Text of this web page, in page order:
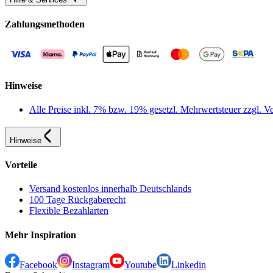
Zahlungsmethoden
Hinweise
Alle Preise inkl. 7% bzw. 19% gesetzl. Mehrwertsteuer zzgl.
Hinweise
Vorteile
Versand kostenlos innerhalb Deutschlands
100 Tage Rückgaberecht
Flexible Bezahlarten
Mehr Inspiration
Facebook Instagram Youtube
Linkedin